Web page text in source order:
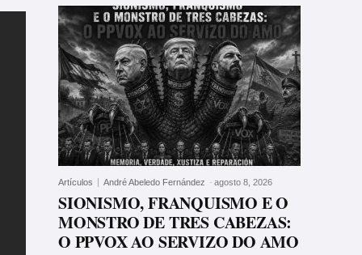
Artículos André Abeledo Fernández - agosto 8, 2026
SIONISMO, FRANQUISMO E O
MONSTRO DE TRES CABEZAS:
O PPVOX AO SERVIZO DO AMO